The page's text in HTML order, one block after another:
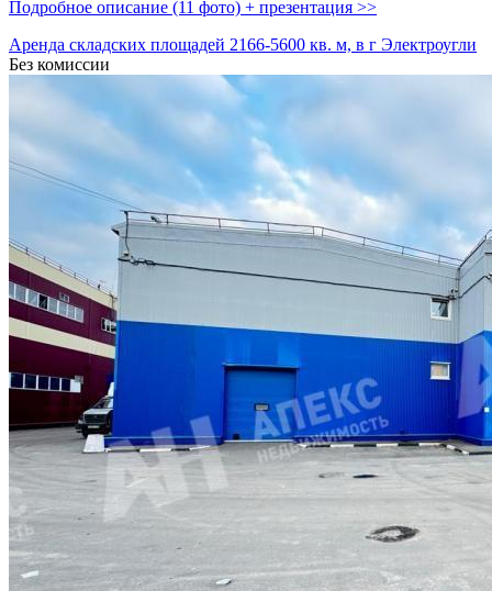
Подробное описание (11 фото) + презентация >>
Аренда складских площадей 2166-5600 кв. м, в г Электроугли
Без комиссии